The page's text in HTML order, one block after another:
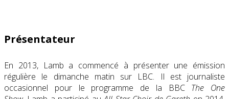
Présentateur
En 2013, Lamb a commencé à présenter une émission
régulière le dimanche matin sur LBC. Il est journaliste
occasionnel pour le programme de la
BBC The One